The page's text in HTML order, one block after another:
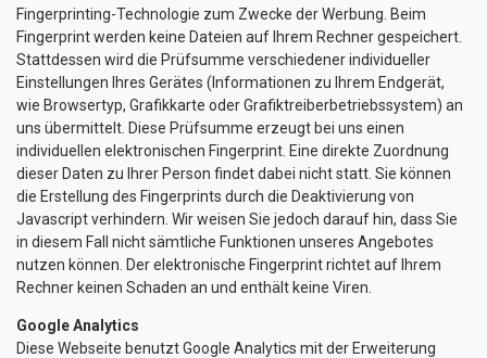
Fingerprinting-Technologie zum Zwecke der Werbung. Beim
Fingerprint werden keine Dateien auf Ihrem Rechner gespeichert.
Stattdessen wird die Prüfsumme verschiedener individueller
Einstellungen Ihres Gerätes (Informationen zu Ihrem Endgerät,
wie Browsertyp, Grafikkarte oder Grafiktreiberbetriebssystem) an
uns übermittelt. Diese Prüfsumme erzeugt bei uns einen
individuellen elektronischen Fingerprint. Eine direkte Zuordnung
dieser Daten zu Ihrer Person findet dabei nicht statt. Sie können
die Erstellung des Fingerprints durch die Deaktivierung von
Javascript verhindern. Wir weisen Sie jedoch darauf hin, dass Sie
in diesem Fall nicht sämtliche Funktionen unseres Angebotes
nutzen können. Der elektronische Fingerprint richtet auf Ihrem
Rechner keinen Schaden an und enthält keine Viren.
Google Analytics
Diese Webseite benutzt Google Analytics mit der Erweiterung